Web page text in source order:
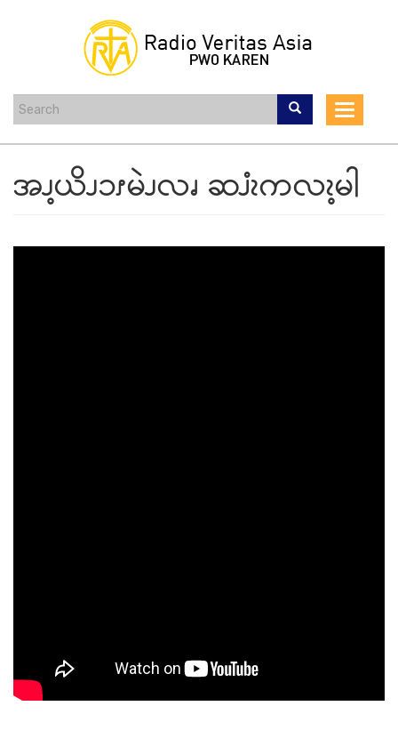
content
Toggle
အၪ့ယိၪၥၭမဲၪလၧ ဆၨၩကလၩ့မါ